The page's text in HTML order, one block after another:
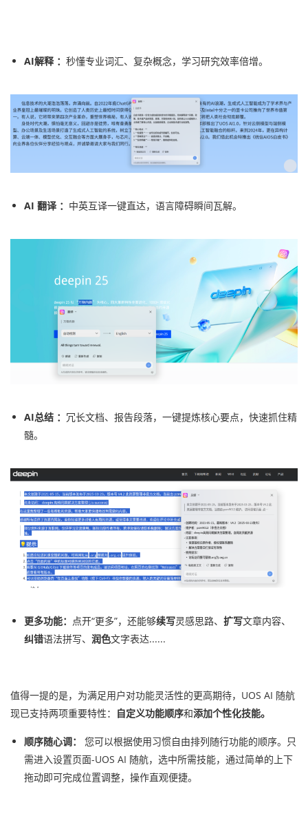
AI解释 ： 秒懂专业词汇、复杂概念，学习研究效率倍增。
AI 翻译 ： 中英互译一键直达，语言障碍瞬间瓦解。
AI总结 ： 冗长文档、报告段落，一键提炼核心要点，快速抓住精
髓。
更多功能： 点开“更多”，还能够续写灵感思路、 扩写文章内容、
纠错语法拼写、 润色文字表达......
值得一提的是，为满足用户对功能灵活性的更高期待，UOS AI 随航
现已支持两项重要特性： 自定义功能顺序和添加个性化技能。
顺序随心调：
您可以根据使用习惯自由排列随行功能的顺序。只
需进入设置页面-UOS AI 随航，选中所需技能，通过简单的上下
拖动即可完成位置调整，操作直观便捷。